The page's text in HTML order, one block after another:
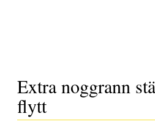
Extra noggrann
flytt